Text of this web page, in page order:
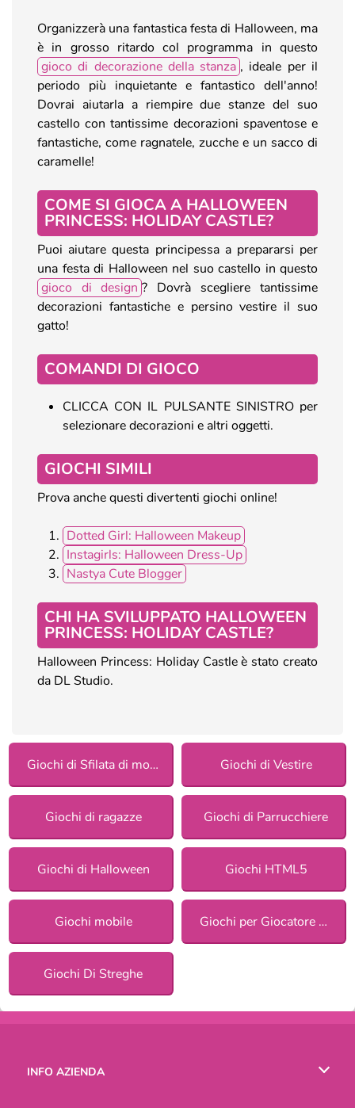
Organizzerà una fantastica festa di Halloween, ma
è in grosso ritardo col programma in questo
gioco di decorazione della stanza , ideale per il
periodo più inquietante e fantastico dell'anno!
Dovrai aiutarla a riempire due stanze del suo
castello con tantissime decorazioni spaventose e
fantastiche, come ragnatele, zucche e un sacco di
caramelle!
COME SI GIOCA A HALLOWEEN
PRINCESS: HOLIDAY CASTLE?
Puoi aiutare questa principessa a prepararsi per
una festa di Halloween nel suo castello in questo
gioco di design ? Dovrà scegliere tantissime
decorazioni fantastiche e persino vestire il suo
gatto!
COMANDI DI GIOCO
CLICCA CON IL PULSANTE SINISTRO per
selezionare decorazioni e altri oggetti.
GIOCHI SIMILI
Prova anche questi divertenti giochi online!
Dotted Girl: Halloween Makeup
Instagirls: Halloween Dress-Up
Nastya Cute Blogger
CHI HA SVILUPPATO HALLOWEEN
PRINCESS: HOLIDAY CASTLE?
Halloween Princess: Holiday Castle è stato creato
da DL Studio.
Giochi di Sfilata di moda accessori Giochi di Vestire
Giochi di ragazze Giochi di Parrucchiere
Giochi di Halloween Giochi HTML5
Giochi mobile Giochi per Giocatore Singolo
Giochi Di Streghe
INFO AZIENDA